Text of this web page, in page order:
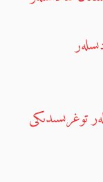
توغرىسىدىكى